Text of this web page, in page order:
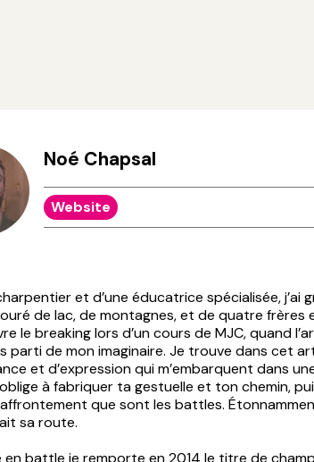
Noé Chapsal
Website
et d’une éducatrice spécialisée, j’ai
de lac, de montagnes, et de quatre frères
le breaking lors d’un cours de MJC, quand
parti de mon imaginaire. Je trouve dans cet
et d’expression qui m’embarquent dans
à fabriquer ta gestuelle et ton chemin,
que sont les battles.
sa route.
battle je remporte en 2014 le titre de